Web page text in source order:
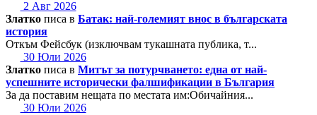
2 Авг 2026
Златко писа в Батак: най-големият внос в българската
история
Откъм Фейсбук (изключвам тукашната публика, т...
30 Юли 2026
Златко писа в Митът за потурчването: една от най-
успешните исторически фалшификации в България
За да поставим нещата по местата им:Обичайния...
30 Юли 2026